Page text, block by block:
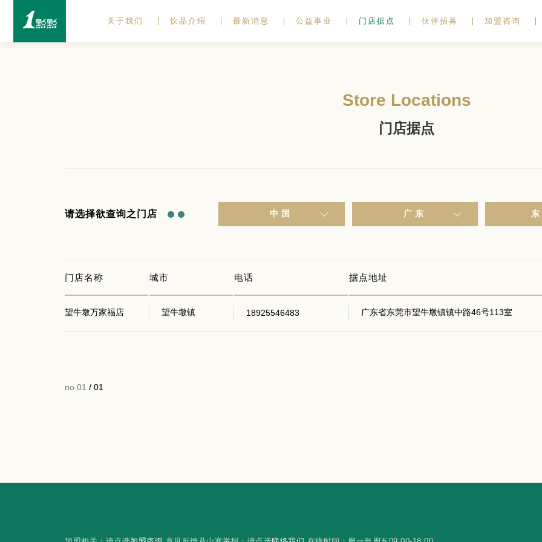
关于我们 饮品介绍 最新消息 公益事业 门店据点 伙伴招募 加盟咨询
Store Locations
门店据点
请选择欲查询之门店 中国 广东
门店名称 城市 电话 据点地址
望牛墩万家福店 望牛墩镇 18925546483 广东省东莞市望牛墩镇镇中路46号113室
no.01 / 01